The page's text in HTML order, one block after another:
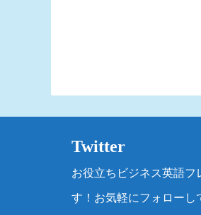
Twitter
お役立ちビジネス英語フ
す！お気軽にフォローし